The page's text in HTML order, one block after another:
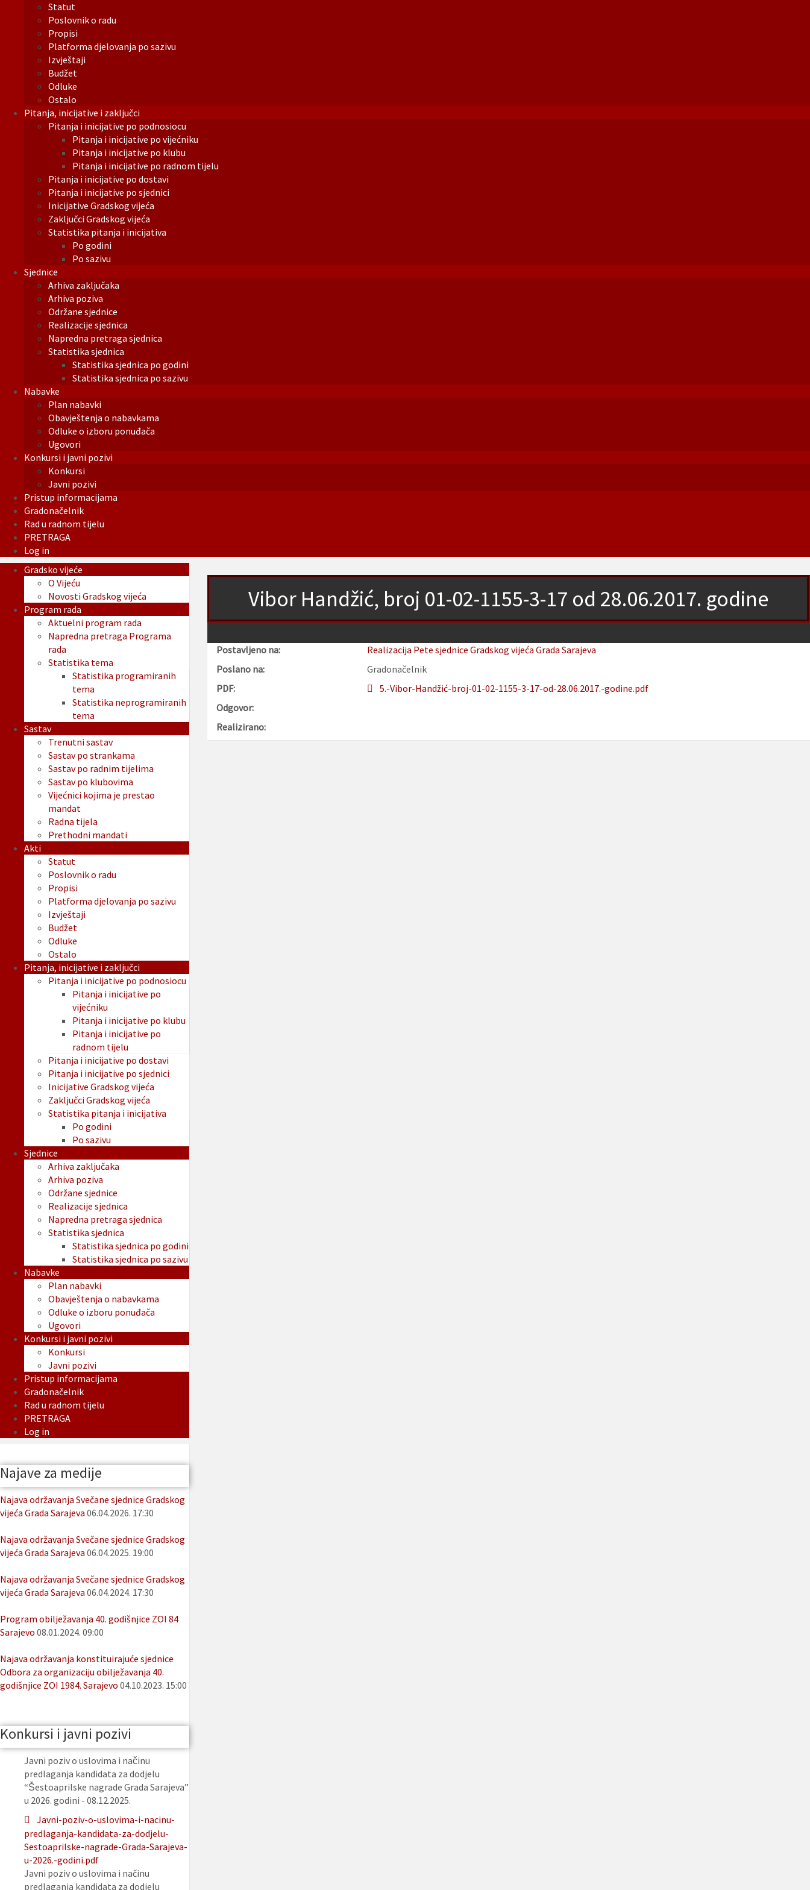
Statut
Poslovnik o radu
Propisi
Platforma djelovanja po sazivu
Izvještaji
Budžet
Odluke
Ostalo
Pitanja, inicijative i zaključci
Pitanja i inicijative po podnosiocu
Pitanja i inicijative po vijećniku
Pitanja i inicijative po klubu
Pitanja i inicijative po radnom tijelu
Pitanja i inicijative po dostavi
Pitanja i inicijative po sjednici
Inicijative Gradskog vijeća
Zaključci Gradskog vijeća
Statistika pitanja i inicijativa
Po godini
Po sazivu
Sjednice
Arhiva zaključaka
Arhiva poziva
Održane sjednice
Realizacije sjednica
Napredna pretraga sjednica
Statistika sjednica
Statistika sjednica po godini
Statistika sjednica po sazivu
Nabavke
Plan nabavki
Obavještenja o nabavkama
Odluke o izboru ponuđača
Ugovori
Konkursi i javni pozivi
Konkursi
Javni pozivi
Pristup informacijama
Gradonačelnik
Rad u radnom tijelu
PRETRAGA
Log in
Vibor Handžić, broj 01-02-1155-3-17 od 28.06.2017. godine
Postavljeno na:
Realizacija Pete sjednice Gradskog vijeća Grada Sarajeva
Poslano na:
Gradonačelnik
PDF:
5.-Vibor-Handžić-broj-01-02-1155-3-17-od-28.06.2017.-godine.pdf
Odgovor:
Realizirano:
Gradsko vijeće
O Vijeću
Novosti Gradskog vijeća
Program rada
Aktuelni program rada
Napredna pretraga Programa
rada
Statistika tema
Statistika programiranih
tema
Statistika neprogramiranih
tema
Sastav
Trenutni sastav
Sastav po strankama
Sastav po radnim tijelima
Sastav po klubovima
Vijećnici kojima je prestao
mandat
Radna tijela
Prethodni mandati
Akti
Statut
Poslovnik o radu
Propisi
Platforma djelovanja po sazivu
Izvještaji
Budžet
Odluke
Ostalo
Pitanja, inicijative i zaključci
Pitanja i inicijative po podnosiocu
Pitanja i inicijative po
vijećniku
Pitanja i inicijative po klubu
Pitanja i inicijative po
radnom tijelu
Pitanja i inicijative po dostavi
Pitanja i inicijative po sjednici
Inicijative Gradskog vijeća
Zaključci Gradskog vijeća
Statistika pitanja i inicijativa
Po godini
Po sazivu
Sjednice
Arhiva zaključaka
Arhiva poziva
Održane sjednice
Realizacije sjednica
Napredna pretraga sjednica
Statistika sjednica
Statistika sjednica po godini
Statistika sjednica po sazivu
Nabavke
Plan nabavki
Obavještenja o nabavkama
Odluke o izboru ponuđača
Ugovori
Konkursi i javni pozivi
Konkursi
Javni pozivi
Pristup informacijama
Gradonačelnik
Rad u radnom tijelu
PRETRAGA
Log in
Najave za medije
Najava održavanja Svečane sjednice Gradskog
vijeća Grada Sarajeva 06.04.2026. 17:30
Najava održavanja Svečane sjednice Gradskog
vijeća Grada Sarajeva 06.04.2025. 19:00
Najava održavanja Svečane sjednice Gradskog
vijeća Grada Sarajeva 06.04.2024. 17:30
Program obilježavanja 40. godišnjice ZOI 84
Sarajevo 08.01.2024. 09:00
Najava održavanja konstituirajuće sjednice
Odbora za organizaciju obilježavanja 40.
godišnjice ZOI 1984. Sarajevo 04.10.2023. 15:00
Konkursi i javni pozivi
Javni poziv o uslovima i načinu
predlaganja kandidata za dodjelu
“Šestoaprilske nagrade Grada Sarajeva”
u 2026. godini - 08.12.2025.
Javni-poziv-o-uslovima-i-nacinu-
predlaganja-kandidata-za-dodjelu-
Sestoaprilske-nagrade-Grada-Sarajeva-
u-2026.-godini.pdf
Javni poziv o uslovima i načinu
predlaganja kandidata za dodjelu